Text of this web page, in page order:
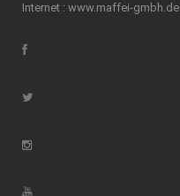
Internet : www.maffei-gmbh.de